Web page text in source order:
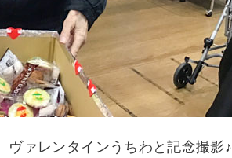
ヴァレンタインうちわと記念撮影♪